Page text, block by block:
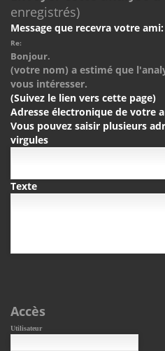
enregistrés)
Message que recevra votre ami:
Re:
Bonjour.
(votre nom) a estimé que
vous intéresser.
(Suivez le lien vers cette page)
Adresse électronique de votre
Vous pouvez saisir plusieurs
virgules
Texte
Accès
Utilisateur